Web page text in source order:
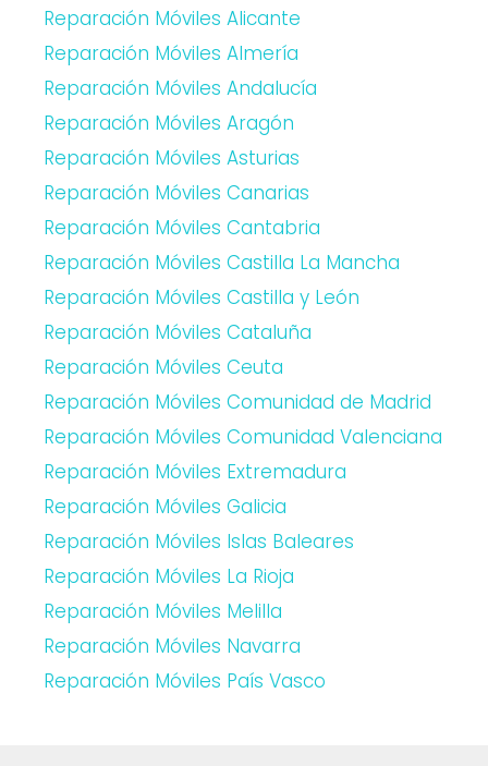
Reparación Móviles Alicante
Reparación Móviles Almería
Reparación Móviles Andalucía
Reparación Móviles Aragón
Reparación Móviles Asturias
Reparación Móviles Canarias
Reparación Móviles Cantabria
Reparación Móviles Castilla La Mancha
Reparación Móviles Castilla y León
Reparación Móviles Cataluña
Reparación Móviles Ceuta
Reparación Móviles Comunidad de Madrid
Reparación Móviles Comunidad Valenciana
Reparación Móviles Extremadura
Reparación Móviles Galicia
Reparación Móviles Islas Baleares
Reparación Móviles La Rioja
Reparación Móviles Melilla
Reparación Móviles Navarra
Reparación Móviles País Vasco